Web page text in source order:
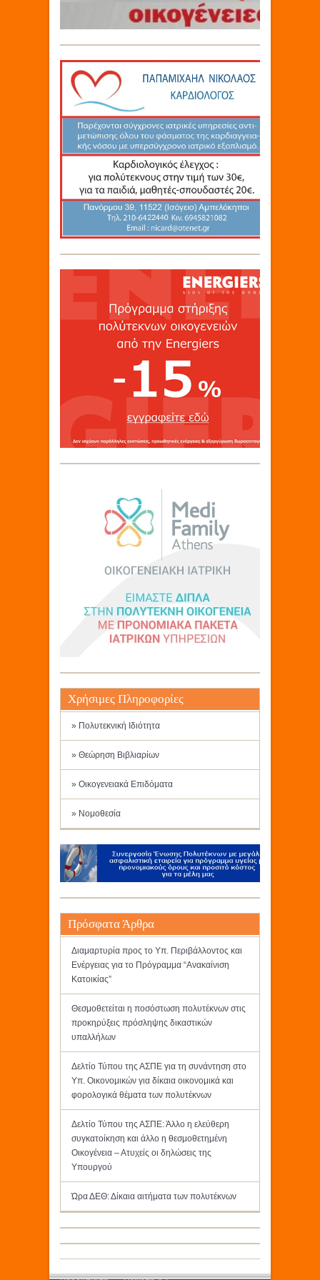
Χρήσιμες Πληροφορίες
» Πολυτεκνική Ιδιότητα
» Θεώρηση Βιβλιαρίων
» Οικογενειακά Επιδόματα
» Νομοθεσία
Πρόσφατα Άρθρα
Διαμαρτυρία προς το Υπ. Περιβάλλοντος και
Ενέργειας για το Πρόγραμμα “Ανακαίνιση
Κατοικίας”
Θεσμοθετείται η ποσόστωση πολυτέκνων στις
προκηρύξεις πρόσληψης δικαστικών
υπαλλήλων
Δελτίο Τύπου της ΑΣΠΕ για τη συνάντηση στο
Υπ. Οικονομικών για δίκαια οικονομικά και
φορολογικά θέματα των πολυτέκνων
Δελτίο Τύπου της ΑΣΠΕ: Άλλο η ελεύθερη
συγκατοίκηση και άλλο η θεσμοθετημένη
Οικογένεια – Ατυχείς οι δηλώσεις της
Υπουργού
Ώρα ΔΕΘ: Δίκαια αιτήματα των πολυτέκνων